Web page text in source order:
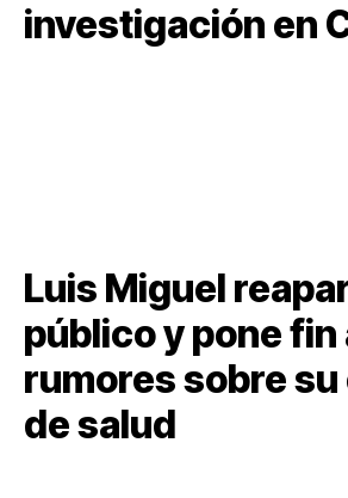
investigación en
Luis Miguel
público y pone fin
rumores sobre
de salud